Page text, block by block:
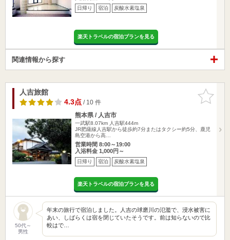
日帰り 宿泊 炭酸水素塩泉
楽天トラベルの宿泊プランを見る
関連情報から探す
お気に入
りに追加
人吉旅館
4.3点/ 10 件
熊本県 / 人吉市
一武駅8.07km 人吉駅444m
JR肥薩線人吉駅から徒歩約7分またはタクシー約5分、鹿児
島空港から高…
営業時間 8:00～19:00
入浴料金 1,000円～
日帰り 宿泊 炭酸水素塩泉
楽天トラベルの宿泊プランを見る
50代～
男性
年末の旅行で宿泊しました。人吉の球磨川の氾濫で、浸水被害に
あい、しばらくは宿を閉じていたそうです。前は知らないので比
較はで…